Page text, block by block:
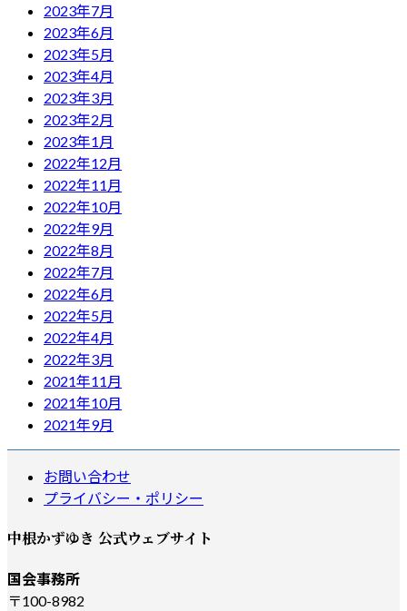
2023年7月
2023年6月
2023年5月
2023年4月
2023年3月
2023年2月
2023年1月
2022年12月
2022年11月
2022年10月
2022年9月
2022年8月
2022年7月
2022年6月
2022年5月
2022年4月
2022年3月
2021年11月
2021年10月
2021年9月
お問い合わせ
プライバシー・ポリシー
中根かずゆき 公式ウェブサイト
国会事務所
〒100-8982